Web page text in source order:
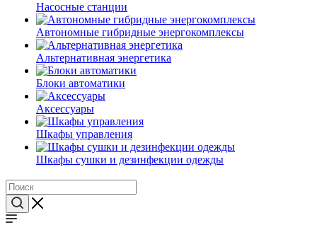
Насосные станции
Автономные гибридные энергокомплексы
Альтернативная энергетика
Блоки автоматики
Аксессуары
Шкафы управления
Шкафы сушки и дезинфекции одежды